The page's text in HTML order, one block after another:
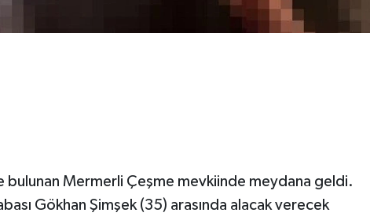
bulunan Mermerli Çeşme mevkiinde meydana geldi.
Gökhan Şimşek (35) arasında alacak verecek